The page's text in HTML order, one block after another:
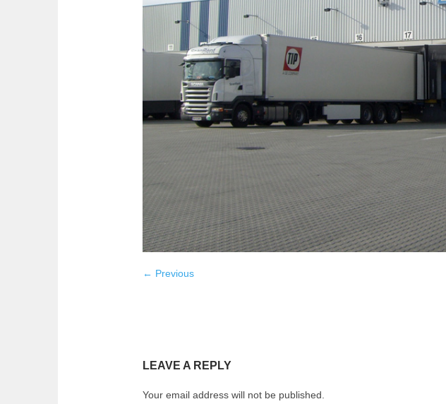
← Previous
LEAVE A REPLY
Your email address will not be published.